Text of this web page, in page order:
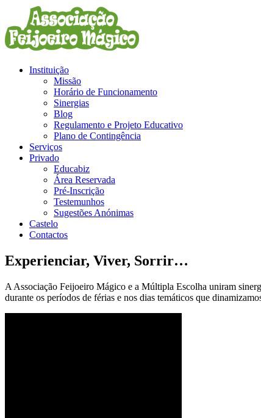
Instituição
Missão
Horário de Funcionamento
Sinergias
Blog
Regulamento e Projeto Educativo
Plano de Contingência
Serviços
Privado
Educabiz
Área Reservada
Pré-Inscrição
Testemunhos
Sugestões Anónimas
Castelo
Contactos
Experienciar, Viver, Sorrir…
A Associação Feijoeiro Mágico e a Múltipla Escolha uniram
durante os períodos de férias e nos dias temáticos que